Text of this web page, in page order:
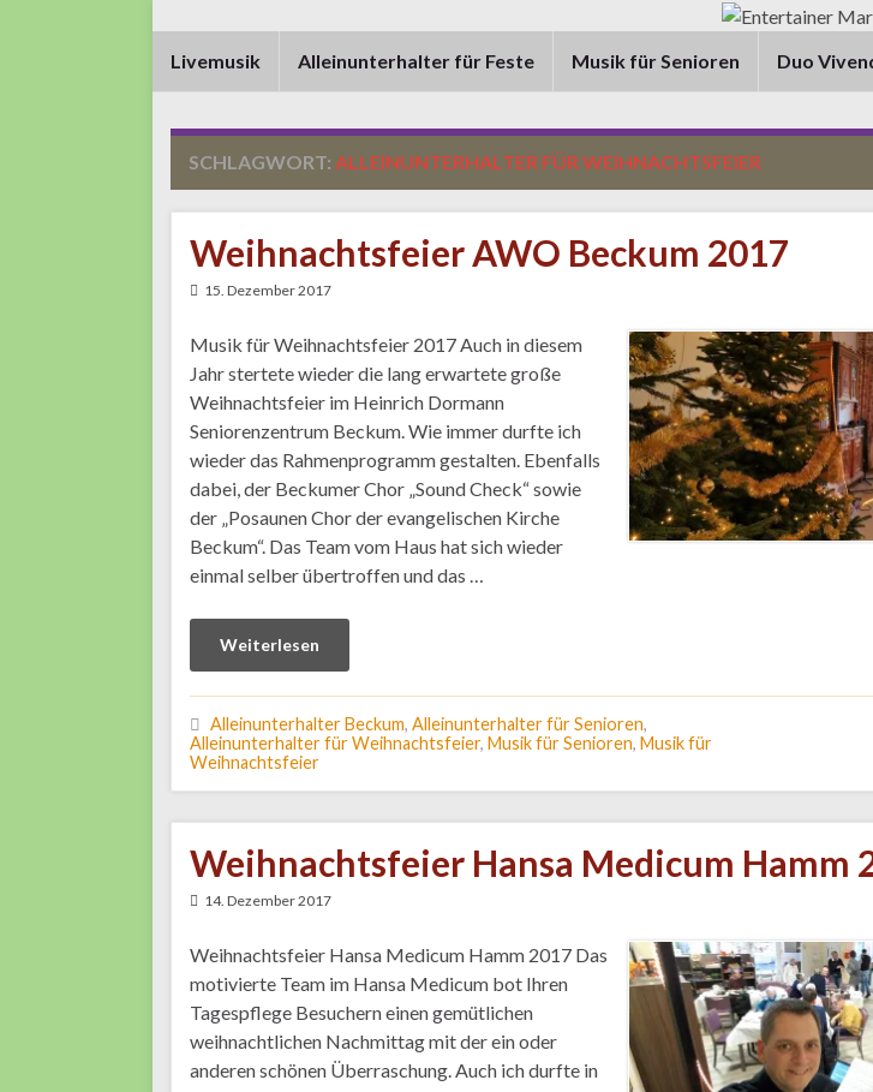
Livemusik Alleinunterhalter für Feste Musik für Senioren Duo
SCHLAGWORT: ALLEINUNTERHALTER FÜR WEIHNACHTSFEIER
Weihnachtsfeier AWO Beckum 2017
15. Dezember 2017
Musik für Weihnachtsfeier 2017 Auch in diesem
Jahr stertete wieder die lang erwartete große
Weihnachtsfeier im Heinrich Dormann
Seniorenzentrum Beckum. Wie immer durfte ich
wieder das Rahmenprogramm gestalten. Ebenfalls
dabei, der Beckumer Chor „Sound Check“ sowie
der „Posaunen Chor der evangelischen Kirche
Beckum“. Das Team vom Haus hat sich wieder
einmal selber übertroffen und das …
Weiterlesen
Alleinunterhalter Beckum, Alleinunterhalter für Senioren,
Alleinunterhalter für Weihnachtsfeier, Musik für Senioren, Musik für
Weihnachtsfeier
Weihnachtsfeier Hansa Medicum Hamm
14. Dezember 2017
Weihnachtsfeier Hansa Medicum Hamm 2017 Das
motivierte Team im Hansa Medicum bot Ihren
Tagespflege Besuchern einen gemütlichen
weihnachtlichen Nachmittag mit der ein oder
anderen schönen Überraschung. Auch ich durfte in